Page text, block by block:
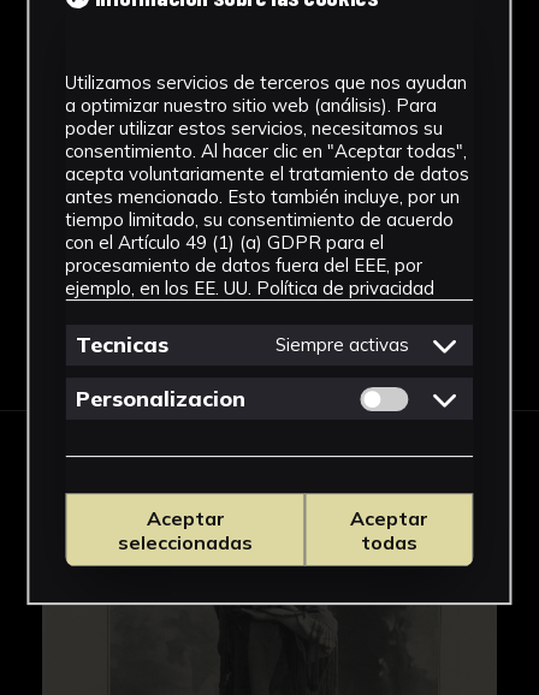
Patrimonio Cultural
Dimensiones
34 x 26 cm.
Ver más
Descargar Ficha
Utilizamos servicios de terceros que nos ayudan
a optimizar nuestro sitio web (análisis). Para
poder utilizar estos servicios, necesitamos su
consentimiento. Al hacer clic en "Aceptar todas",
acepta voluntariamente el tratamiento de datos
antes mencionado. Esto también incluye, por un
tiempo limitado, su consentimiento de acuerdo
con el Artículo 49 (1) (a) GDPR para el
procesamiento de datos fuera del EEE, por
ejemplo, en los EE. UU. Política de privacidad
Tecnicas Siempre activas
Personalizacion Permitir cookies
Aceptar
seleccionadas
Aceptar
todas